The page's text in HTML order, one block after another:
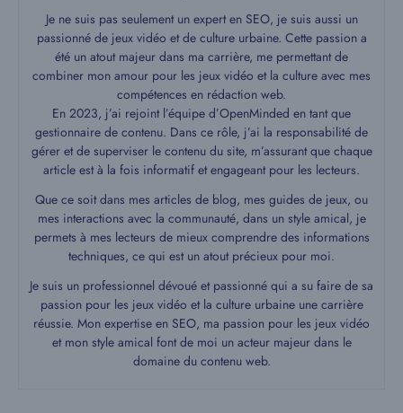
Je ne suis pas seulement un expert en SEO, je suis aussi un
passionné de jeux vidéo et de culture urbaine. Cette passion a
été un atout majeur dans ma carrière, me permettant de
combiner mon amour pour les jeux vidéo et la culture avec mes
compétences en rédaction web.
En 2023, j’ai rejoint l’équipe d’OpenMinded en tant que
gestionnaire de contenu. Dans ce rôle, j’ai la responsabilité de
gérer et de superviser le contenu du site, m’assurant que chaque
article est à la fois informatif et engageant pour les lecteurs.
Que ce soit dans mes articles de blog, mes guides de jeux, ou
mes interactions avec la communauté, dans un style amical, je
permets à mes lecteurs de mieux comprendre des informations
techniques, ce qui est un atout précieux pour moi.
Je suis un professionnel dévoué et passionné qui a su faire de sa
passion pour les jeux vidéo et la culture urbaine une carrière
réussie. Mon expertise en SEO, ma passion pour les jeux vidéo
et mon style amical font de moi un acteur majeur dans le
domaine du contenu web.